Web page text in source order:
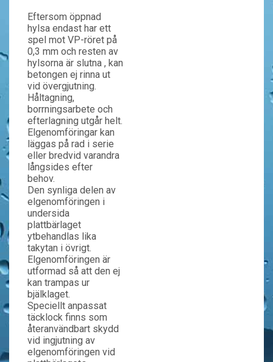
Eftersom öppnad
hylsa endast har ett
spel mot VP-röret på
0,3 mm och resten av
hylsorna är slutna , kan
betongen ej rinna ut
vid övergjutning.
Håltagning,
borrningsarbete och
efterlagning utgår helt.
Elgenomföringar kan
läggas på rad i serie
eller bredvid varandra
långsides efter
behov.
Den synliga delen av
elgenomföringen i
undersida
plattbärlaget
ytbehandlas lika
takytan i övrigt.
Elgenomföringen är
utformad så att den ej
kan trampas ur
bjälklaget.
Speciellt anpassat
täcklock finns som
återanvändbart skydd
vid ingjutning av
elgenomföringen vid